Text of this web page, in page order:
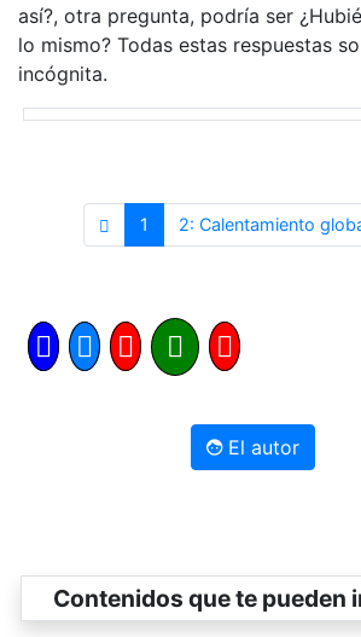
así?, otra pregunta, podría ser
lo mismo? Todas estas respuestas
incógnita.
1 2: Calentamiento
El autor
Contenidos que te pueden